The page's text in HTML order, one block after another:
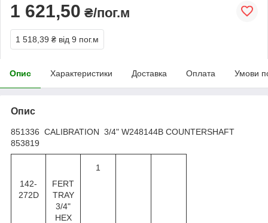
1 621,50 ₴/пог.м
1 518,39 ₴ від 9 пог.м
Опис Характеристики Доставка Оплата Умови
Опис
851336 CALIBRATION 3/4" W248144B COUNTERSHAFT
853819
142-
272D
FERT
TRAY
3/4"
HEX
1